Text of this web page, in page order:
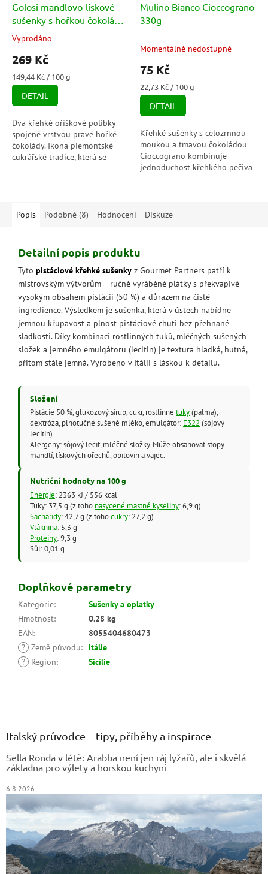
Golosi mandlovo-lískové
sušenky s hořkou čokoládo
(Baci di Dama Classici)
180g
Průměrné
hodnocení
produktu
je
5,0
5
hvězdiček.
Vyprodáno
269 Kč
Měrná
cena:
149,44 Kč / 100 g
DETAIL
Dva křehké oříškové polibky
spojené vrstvou pravé hořké
čokolády. Ikona piemontské
cukrářské tradice, která se
Mulino Bianco Cioccograno
330g
Momentálně nedostupné
75 Kč
Měrná
cena:
22,73 Kč / 100 g
DETAIL
Křehké sušenky s celozrnnou
moukou a tmavou čokoládou
Cioccograno kombinuje
jednoduchost křehkého pečiva
Popis
Podobné (8) Hodnocení Diskuze
Detailní popis produktu
Tyto pistáciové křehké sušenky z Gourmet Partners patří k
mistrovským výtvorům – ručně vyráběné plátky s překvapivě
vysokým obsahem pistácií (50 %) a důrazem na čisté
ingredience. Výsledkem je sušenka, která v ústech nabídne
jemnou křupavost a plnost pistáciové chuti bez přehnané
sladkosti. Díky kombinaci rostlinných tuků, mléčných sušených
složek a jemného emulgátoru (lecitin) je textura hladká, hutná,
přitom stále jemná. Vyrobeno v Itálii s láskou k detailu.
Složení
Pistácie 50 %, glukózový sirup, cukr, rostlinné tuky(palma),
dextróza, plnotučné sušené mléko, emulgátor: E322 (sójový
lecitin).
Alergeny: sójový lecit, mléčné složky. Může obsahovat stopy
mandlí, lískových ořechů, obilovin a vajec.
Nutriční hodnoty na 100 g
Energie: 2363 kJ / 556 kcal
Tuky: 37,5 g (z toho nasycené mastné kyseliny: 6,9 g)
Sacharidy: 42,7 g (z tohocukry: 27,2 g)
Vláknina: 5,3 g
Proteiny: 9,3 g
Sůl: 0,01 g
Doplňkové parametry
Kategorie:
Sušenky a oplatky
Hmotnost:
0.28 kg
EAN:
8055404680473
? Země původu:
Itálie
?
Region: Sicílie
Italský průvodce – tipy, příběhy a inspirace
Sella Ronda v létě: Arabba není jen ráj lyžařů, ale i skvělá
základna pro výlety a horskou kuchyni
6.8.2026